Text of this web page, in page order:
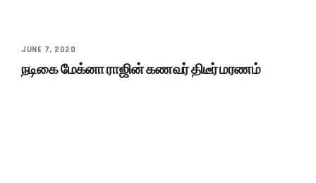
JUNE 7, 2020
நடிகை மேக்னா ராஜின் கணவர் திடீர் மரணம்